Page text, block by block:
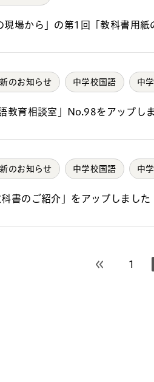
現場から」の第1回「教科書用紙
のお知らせ 中学校国語 中
教育相談室」No.98をアップし
のお知らせ 中学校国語 中
書のご紹介」をアップしました
前のページへ
1